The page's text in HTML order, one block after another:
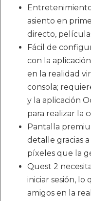
asiento en
directo,
Fácil de
con la
en la realidad
consola;
y la aplicación
para realizar la
Pantalla
detalle gracias
píxeles que la
Quest 2
iniciar sesión,
amigos en la